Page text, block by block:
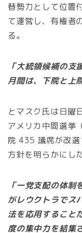
替勢力として位置
て運営し、有権者
る。
「大統領候補の
月間は、下院と上
とマスク氏は日曜
アメリカ中間選挙
院 435 議席が改
方針を明らかにした
「一党支配の体
がレウクトラでス
法を応用すること
度の集中力を結集